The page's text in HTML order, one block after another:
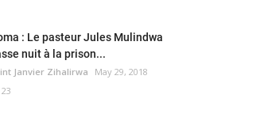
: Le pasteur Jules Mulindwa
nuit à la prison...
Janvier Zihalirwa
May 29, 2018
23